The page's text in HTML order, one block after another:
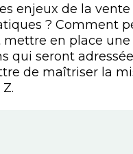
enjeux de la vente
? Comment
en place
qui seront
de maîtriser la